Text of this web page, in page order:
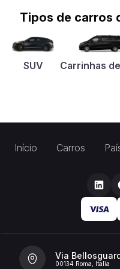
Tipos de carros
SUV Carrinhas
Início Carros
Via
00134 Roma, Italia